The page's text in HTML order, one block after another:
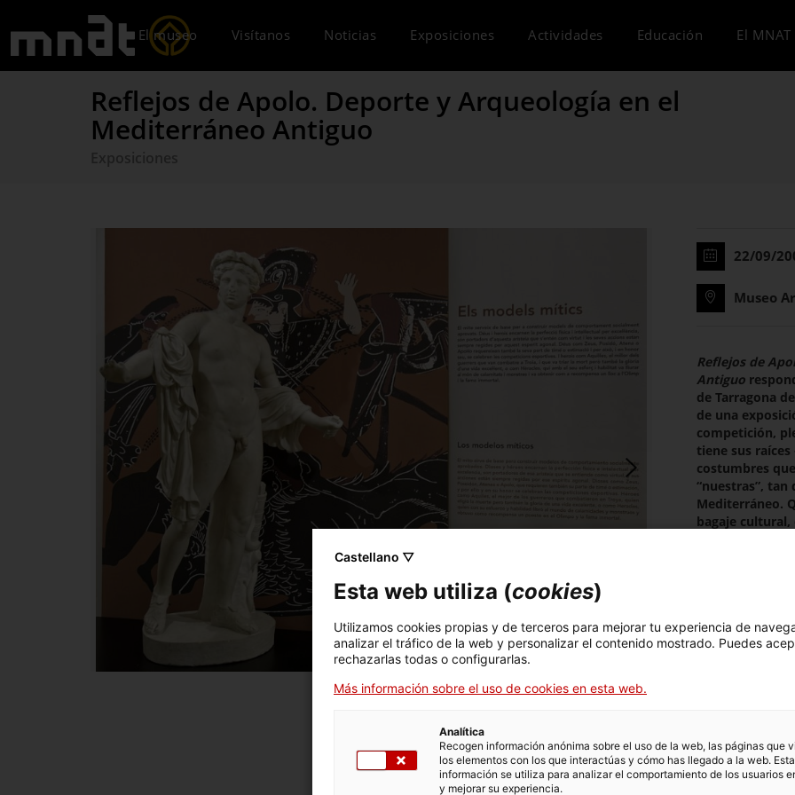
El museo Visítanos Noticias Exposiciones Actividades Educación El
Reflejos de Apolo. Deporte y Arqueología en el
Mediterráneo Antiguo
22/09/
Museo
Reflejos de
Antiguo
de Tarragona
de una
competición,
tiene sus
costumbres
“nuestras”, tan
Mediterráneo.
bagaje cultural,
su momento
mediterráneas
mereciendo
sociedad,
Cuando
con el
exposición
del deporte en
Estado. Ahora,
Cartel
Castellano ▽
Esta web utiliza (cookies)
Utilizamos cookies propias y de terceros para mejorar tu experiencia de
analizar el tráfico de la web y personalizar el contenido mostrado. Puedes
rechazarlas todas o configurarlas.
Más información sobre el uso de cookies en esta web.
Analítica
Recogen información anónima sobre el uso de la web, las páginas que
los elementos con los que interactúas y cómo has llegado a la web. Esta
información se utiliza para analizar el comportamiento de los usuarios
y mejorar su experiencia.